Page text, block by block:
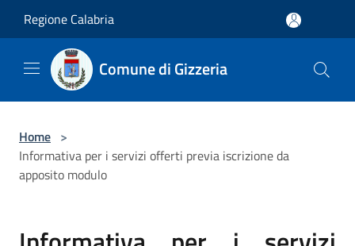
Regione Calabria
Comune di Gizzeria
Home >
Informativa per i servizi offerti previa iscrizione da
apposito modulo